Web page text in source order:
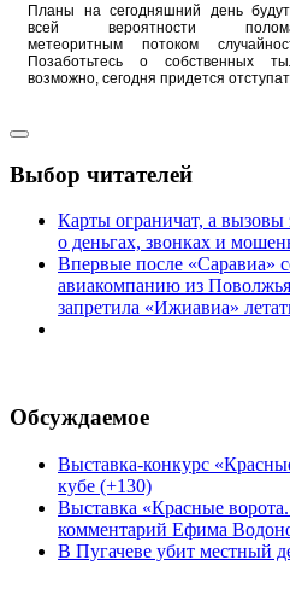
Планы на сегодняшний день
всей вероятности
метеоритным потоком
Позаботьтесь о собственных
возможно, сегодня придется
Выбор читателей
Карты ограничат, а
о деньгах, звонках и
Впервые после «Саравиа»
авиакомпанию из
запретила «Ижиавиа»
Обсуждаемое
Выставка-конкурс
кубе (+130)
Выставка «Красные
комментарий Ефима
В Пугачеве убит местный